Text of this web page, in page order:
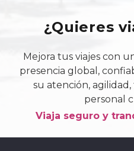
¿Quieres
Mejora tus viajes con
presencia global,
su atención,
personal
Viaja seguro y